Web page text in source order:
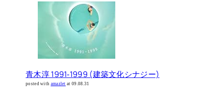
青木淳 1991‐1999 (建築文化シナジー)
posted with amazlet at 09.08.31